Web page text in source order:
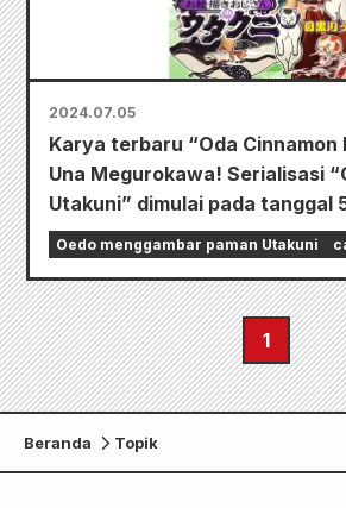
2024.07.05
Karya terbaru “Oda Cinnamon
Una Megurokawa! Serialisasi
Utakuni” dimulai pada tanggal
Oedo menggambar paman Utakuni
1
Beranda Topik